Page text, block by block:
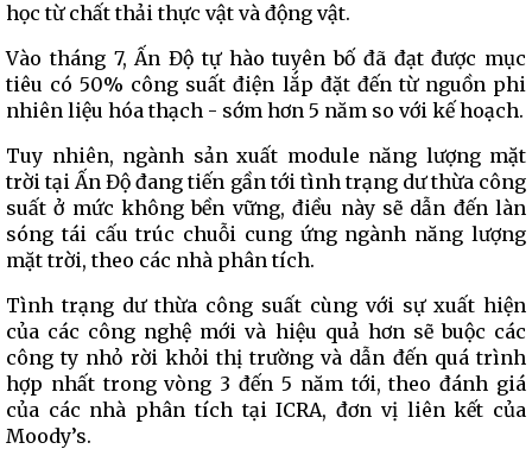
học từ chất thải thực vật và động vật.
Vào tháng 7, Ấn Độ tự hào tuyên bố đã đạt được mục
tiêu có 50% công suất điện lắp đặt đến từ nguồn phi
nhiên liệu hóa thạch - sớm hơn 5 năm so với kế hoạch.
Tuy nhiên, ngành sản xuất module năng lượng mặt
trời tại Ấn Độ đang tiến gần tới tình trạng dư thừa công
suất ở mức không bền vững, điều này sẽ dẫn đến làn
sóng tái cấu trúc chuỗi cung ứng ngành năng lượng
mặt trời, theo các nhà phân tích.
Tình trạng dư thừa công suất cùng với sự xuất hiện
của các công nghệ mới và hiệu quả hơn sẽ buộc các
công ty nhỏ rời khỏi thị trường và dẫn đến quá trình
hợp nhất trong vòng 3 đến 5 năm tới, theo đánh giá
của các nhà phân tích tại ICRA, đơn vị liên kết của
Moody’s.